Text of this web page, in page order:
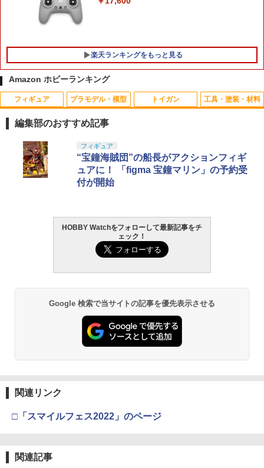
月予約》
￥12,064
ガスガンアクセサリー ガスガンオプショ
ン ガスガンアタッチメント ガスガンパ
ーツアクセサリー
￥1,200
楽天ランキングをもっと見る
Amazon ホビーランキング
フィギュア
タカラトミー(TAKARA TOMY) T-SPAR
K トランスフォーマー ニューレジェンズ
NL-07 サウンドウェーブ 可動フィギュア
￥4,440
タカラトミー(TAKARA TOMY) T-SPAR
K トランスフォーマー ニューレジェンズ
NL-06 オートボット コスモス 可動フィ
ギュア
TAMASHII NATIONS オリジン・オブ・
バルキリー 超時空要塞マクロス VF-1J
バルキリー45th Anniv. 約225mm ABS&
4
TAMASHII NATIONS S.H.フィギュアー
プラモデル・模型
タカラトミー(TAKARA TOMY) T-SPAR
K REALIZE MODEL リアライズモデル Z
OIDS ゾイド RMZ-025 ライガーゼロフ
ァルコン (ZBF) 色分け済み プラキット
Blokees スター ウォーズ マンダロリア
ン&グローグー CC05 ディン ジャリン&
グローグー ABS樹脂&PVC製 組み立て式
プラスチックモデル
BANDAI SPIRITS(バンダイ スピリッツ)
RG 機動戦士ガンダム 逆襲のシャア νガ
トイガン
東京マルイ(TOKYO MARUI) No.25 コル
ト ガバメント HG 18歳以上エアーHOP
ハンドガン
￥3,384
東京マルイ (TOKYO MARUI) ガスブロー
バックマシンガン No.14 20式 5.56mm
小銃 18歳以上 ガスブローバック
￥187,000
東京マルイ(TOKYO MARUI) No.21 H&K
USP HG 18歳以上エアーHOPハンドガン
￥3,409
4
￥3,815
工具・塗装・材料
GSIクレオス Mr.トップコート 水性プレ
ミアムトップコートスプレー 光沢 88ml
ホビー用仕上材 B601
￥748
LOCTITE(ロックタイト) シールはがし
プレミアム 220ml
タミヤ クラフトツールシリーズ No.123
先細薄刃ニッパー (ゲートカット用) プラ
モデル用工具 74123
型用接着剤 87003
編集部のおすすめ記事
フィギュア
“宝鐘海賊団”の船長がアクションフィギ
ュアに！ 「figma 宝鐘マリン」の予約受
付が開始
HOBBY Watchをフォローして最新記事をチ
ェック！
Google 検索で当サイトの記事を優先表示させる
関連リンク
□「スマイルフェス2022」のページ
関連記事